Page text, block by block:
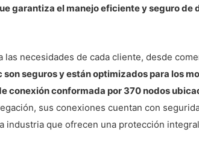
garantiza el manejo eficiente y seguro de
necesidades de cada cliente, desde
son seguros y están optimizados para los
conexión conformada por 370 nodos
sus conexiones cuentan con
industria que ofrecen una protección